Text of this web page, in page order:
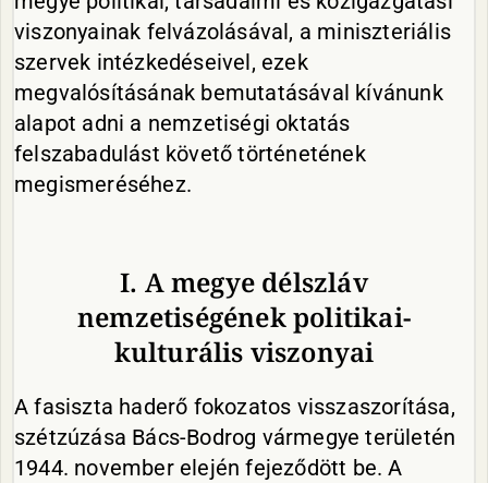
viszonyainak felvázolásával, a miniszteriális
szervek intézkedéseivel, ezek
megvalósításának bemutatásával kívánunk
alapot adni a nemzetiségi oktatás
felszabadulást követő történetének
megismeréséhez.
I. A megye délszláv
nemzetiségének politikai-
kulturális viszonyai
A fasiszta haderő fokozatos visszaszorítása,
szétzúzása Bács-Bodrog vármegye területén
1944. november elején fejeződött be. A